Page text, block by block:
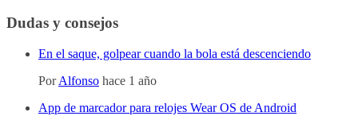
Dudas y consejos
En el saque, golpear cuando la bola está descenciendo
PorAlfonso hace 1 año
App de marcador para relojes Wear OS de Android